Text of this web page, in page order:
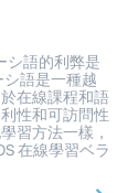
シ語的利弊是
語是一種越
在線課程和語
性和可訪問性
習方法一樣，
在線學習ベラ